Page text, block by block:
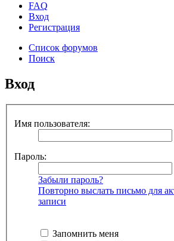
FAQ
Вход
Регистрация
Список форумов
Поиск
Вход
Имя пользователя:
Пароль:
Забыли пароль?
Повторно выслать письмо для
записи
Запомнить меня